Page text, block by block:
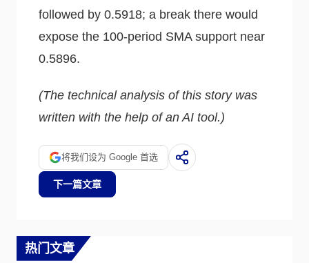
followed by 0.5918; a break there would
expose the 100-period SMA support near
0.5896.
(The technical analysis of this story was
written with the help of an AI tool.)
将我们设为 Google 首选
下一篇文章
热门文章